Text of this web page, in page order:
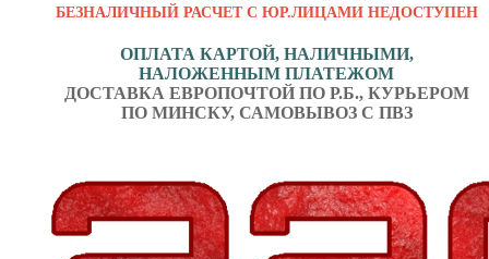
БЕЗНАЛИЧНЫЙ РАСЧЕТ С ЮР.ЛИЦАМИ НЕДОСТУПЕН
ОПЛАТА КАРТОЙ, НАЛИЧНЫМИ,
НАЛОЖЕННЫМ ПЛАТЕЖОМ
ДОСТАВКА ЕВРОПОЧТОЙ ПО Р.Б., КУРЬЕРОМ
ПО МИНСКУ, САМОВЫВОЗ С ПВЗ